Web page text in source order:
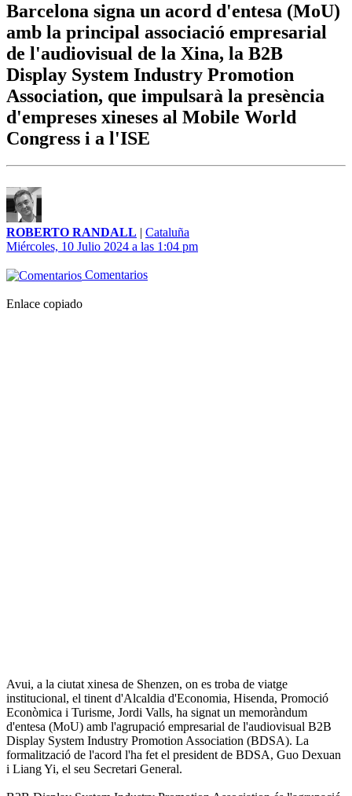
Barcelona signa un acord d'entesa (MoU)
amb la principal associació empresarial
de l'audiovisual de la Xina, la B2B
Display System Industry Promotion
Association, que impulsarà la presència
d'empreses xineses al Mobile World
Congress i a l'ISE
ROBERTO RANDALL | Cataluña
Miércoles, 10 Julio 2024 a las 1:04 pm
Comentarios
Enlace copiado
Avui, a la ciutat xinesa de Shenzen, on es troba de viatge
institucional, el tinent d'Alcaldia d'Economia, Hisenda, Promoció
Econòmica i Turisme, Jordi Valls, ha signat un memoràndum
d'entesa (MoU) amb l'agrupació empresarial de l'audiovisual B2B
Display System Industry Promotion Association (BDSA). La
formalització de l'acord l'ha fet el president de BDSA, Guo Dexuan
i Liang Yi, el seu Secretari General.